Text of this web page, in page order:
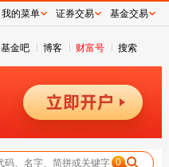
基金吧 博客 财富号 搜索
0
我的菜单 证券交易 基金交易